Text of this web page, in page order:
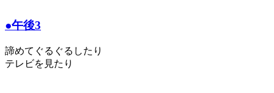
●午後3
諦めてぐるぐるしたり
テレビを見たり